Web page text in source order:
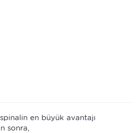
en büyük avantajı
sonra,